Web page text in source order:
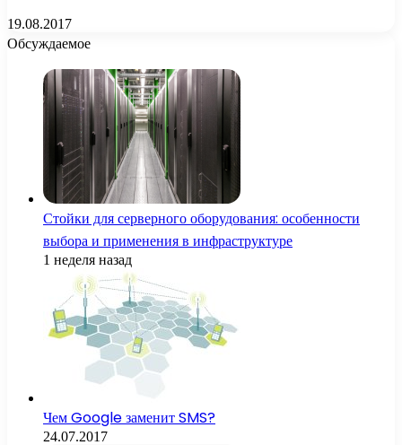
19.08.2017
Обсуждаемое
Стойки для серверного оборудования: особенности
выбора и применения в инфраструктуре
1 неделя назад
Чем Google заменит SMS?
24.07.2017